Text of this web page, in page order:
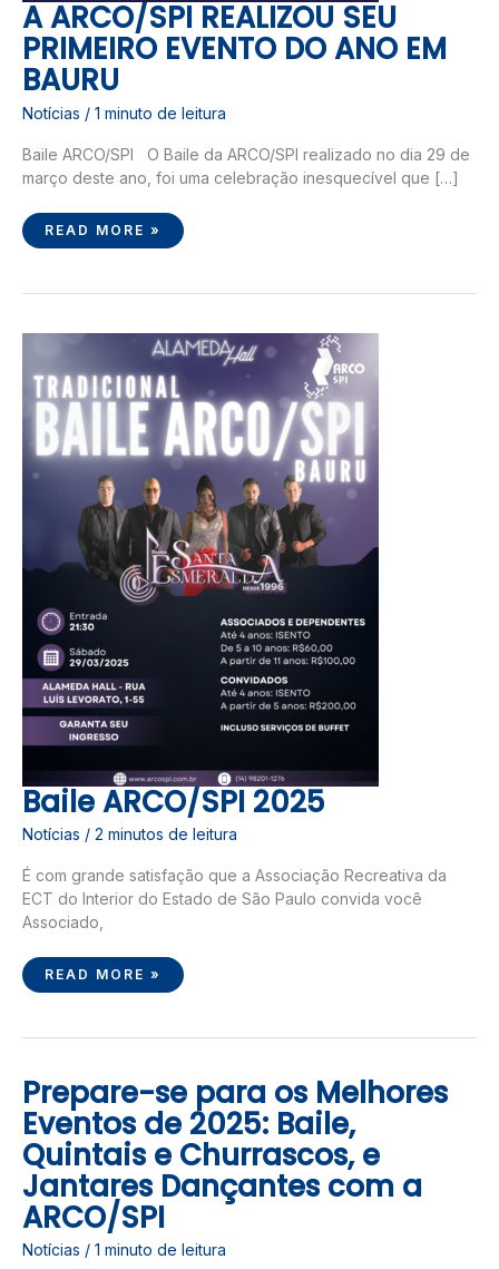
A ARCO/SPI REALIZOU SEU
PRIMEIRO EVENTO DO ANO EM
BAURU
Notícias / 1 minuto de leitura
Baile ARCO/SPI ​O Baile da ARCO/SPI realizado no dia 29 de
março deste ano, foi uma celebração inesquecível que […]
READ MORE »
Baile ARCO/SPI 2025
Notícias / 2 minutos de leitura
É com grande satisfação que a Associação Recreativa da
ECT do Interior do Estado de São Paulo convida você
Associado,
BAILE
READ MORE »
Prepare-se para os Melhores
Eventos de 2025: Baile,
Quintais e Churrascos, e
Jantares Dançantes com a
ARCO/SPI
Notícias / 1 minuto de leitura
PREPARE-
SE
PARA
OS
MELHORES
EVENTOS
DE
2025:
BAILE,
QUINTAIS
E
CHURRASCOS,
E
JANTARES